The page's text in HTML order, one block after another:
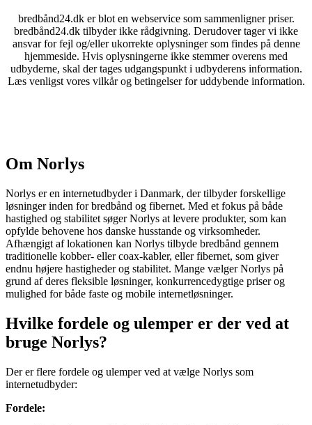
bredbånd24.dk er blot en webservice som sammenligner priser.
bredbånd24.dk tilbyder ikke rådgivning. Derudover tager vi ikke
ansvar for fejl og/eller ukorrekte oplysninger som findes på denne
hjemmeside. Hvis oplysningerne ikke stemmer overens med
udbyderne, skal der tages udgangspunkt i udbyderens information.
Læs venligst vores vilkår og betingelser for uddybende information.
Om Norlys
Norlys er en internetudbyder i Danmark, der tilbyder forskellige
løsninger inden for bredbånd og fibernet. Med et fokus på både
hastighed og stabilitet søger Norlys at levere produkter, som kan
opfylde behovene hos danske husstande og virksomheder.
Afhængigt af lokationen kan Norlys tilbyde bredbånd gennem
traditionelle kobber- eller coax-kabler, eller fibernet, som giver
endnu højere hastigheder og stabilitet. Mange vælger Norlys på
grund af deres fleksible løsninger, konkurrencedygtige priser og
mulighed for både faste og mobile internetløsninger.
Hvilke fordele og ulemper er der ved at
bruge Norlys?
Der er flere fordele og ulemper ved at vælge Norlys som
internetudbyder:
Fordele: